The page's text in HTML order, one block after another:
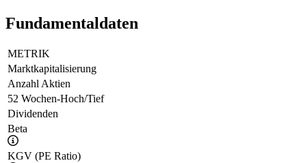
Fundamentaldaten
METRIK
Marktkapitalisierung
Anzahl Aktien
52 Wochen-Hoch/Tief
Dividenden
Beta
KGV (PE Ratio)